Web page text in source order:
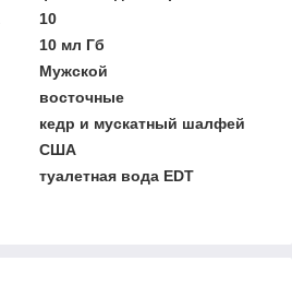
10
10 мл Гб
Мужской
восточные
кедр и мускатный шалфей
США
туалетная вода EDT